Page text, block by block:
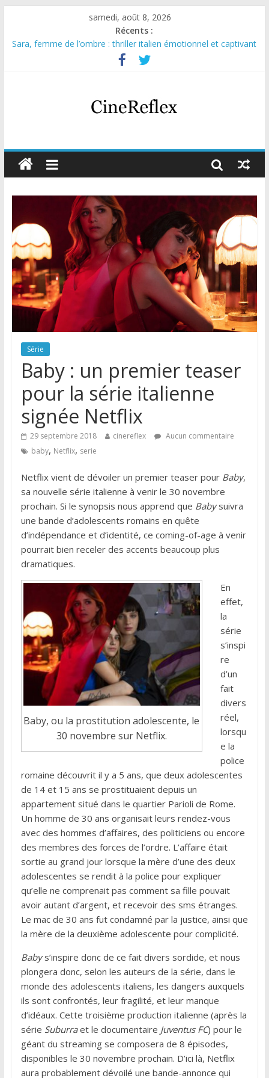
samedi, août 8, 2026
Récents :
Sara, femme de l’ombre : thriller italien émotionnel et captivant
Journal d’une fille larguée : nouvelle série suédoise sur Netflix
Aema : mini-série sur le tournage d’un film érotique devenu
Glass Heart : excellente série musicale avec Takeru Satō
Olympo, saison 1 : nouvelle série qui séduira les fans de
Série
Baby : un premier teaser
pour la série italienne
signée Netflix
29 septembre 2018 cinereflex
Aucun commentaire
baby, Netflix, serie
Netflix vient de dévoiler un premier teaser pour Baby,
sa nouvelle série italienne à venir le 30 novembre
prochain. Si le synopsis nous apprend que Babysuivra
une bande d’adolescents romains en quête
d’indépendance et d’identité, ce coming-of-age à venir
pourrait bien receler des accents beaucoup plus
dramatiques.
Baby, ou la prostitution adolescente, le
30 novembre sur Netflix.
En
effet,
la
série
s’inspi
re
d’un
fait
divers
réel,
lorsqu
e la
police
romaine découvrit il y a 5 ans, que deux adolescentes
de 14 et 15 ans se prostituaient depuis un
appartement situé dans le quartier Parioli de Rome.
Un homme de 30 ans organisait leurs rendez-vous
avec des hommes d’affaires, des politiciens ou encore
des membres des forces de l’ordre. L’affaire était
sortie au grand jour lorsque la mère d’une des deux
adolescentes se rendit à la police pour expliquer
qu’elle ne comprenait pas comment sa fille pouvait
avoir autant d’argent, et recevoir des sms étranges.
Le mac de 30 ans fut condamné par la justice, ainsi que
la mère de la deuxième adolescente pour complicité.
Babys’inspire donc de ce fait divers sordide, et nous
plongera donc, selon les auteurs de la série, dans le
monde des adolescents italiens, les dangers auxquels
ils sont confrontés, leur fragilité, et leur manque
d’idéaux. Cette troisième production italienne (après la
série Suburraet le documentaire Juventus FC) pour le
géant du streaming se composera de 8 épisodes,
disponibles le 30 novembre prochain. D’ici là, Netflix
aura probablement dévoilé une bande-annonce qui